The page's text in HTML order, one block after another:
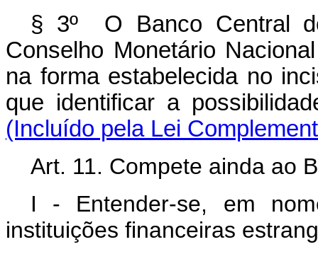
§ 3º O Banco Central
Conselho Monetário
na forma estabelecida no
que identificar a
(Incluído pela Lei
Art. 11. Compete ainda ao
I - Entender-se, em
instituições financeiras